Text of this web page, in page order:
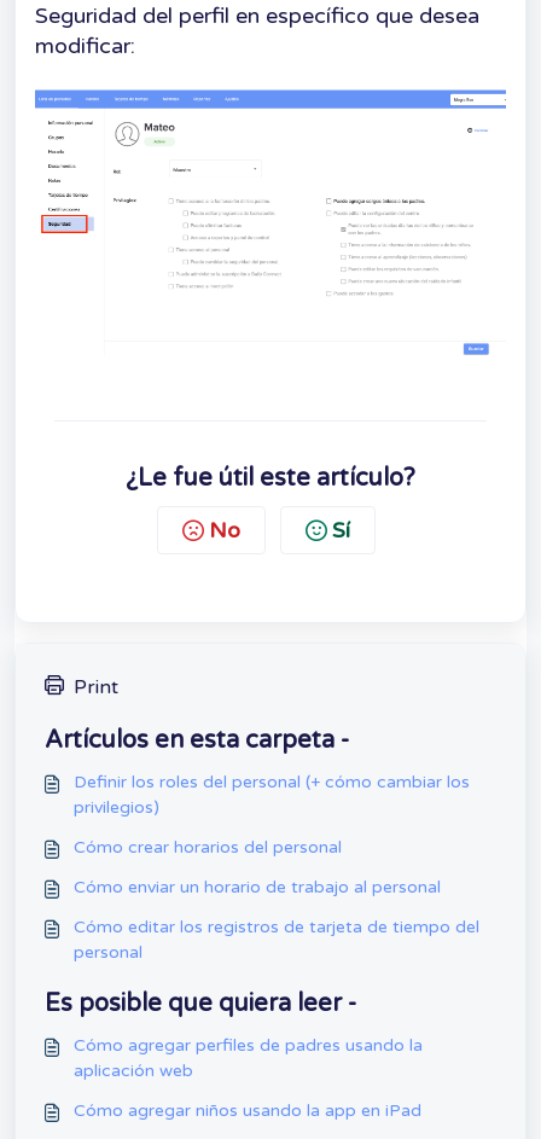
Seguridad del perfil en específico que desea
modificar:
¿Le fue útil este artículo?
No Sí
Print
Artículos en esta carpeta -
Definir los roles del personal (+ cómo cambiar los
privilegios)
Cómo crear horarios del personal
Cómo enviar un horario de trabajo al personal
Cómo editar los registros de tarjeta de tiempo del
personal
Es posible que quiera leer -
Cómo agregar perfiles de padres usando la
aplicación web
Cómo agregar niños usando la app en iPad